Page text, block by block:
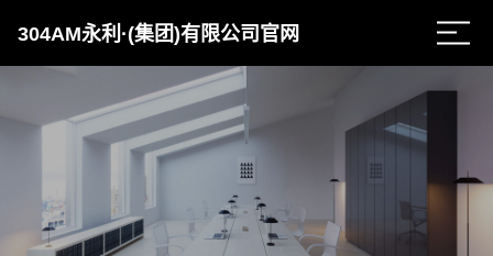
304AM永利·(集团)有限公司官网